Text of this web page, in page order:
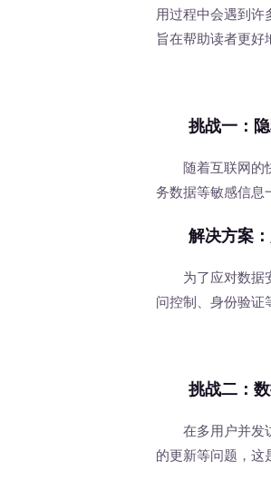
用过程中会遇到许
旨在帮助读者更好
挑战一：隐
随着互联网的快
务数据等敏感信息
解决方案：
为了应对数据安
问控制、身份验证
挑战二：数
在多用户并发访
的更新等问题，这